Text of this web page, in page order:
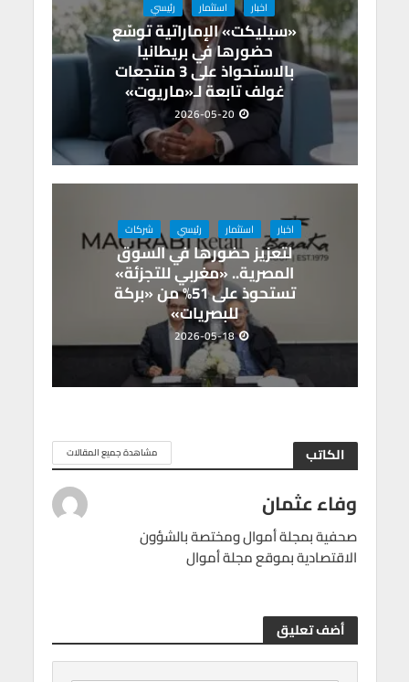
اخبار استثمار رئيسي
«سيليكت» الإماراتية توسّع
حضورها في بريطانيا
بالاستحواذ على 3 منتجعات
غولف تابعة لـ«ماريوت»
2026-05-20
اخبار استثمار رئيسي شركات
لتعزيز حضورها في السوق
المصرية.. «مغربي للتجزئة»
تستحوذ على 51% من «بركة
للبصريات»
2026-05-18
الكاتب مشاهدة جميع المقالات
وفاء عثمان
صحفية بمجلة أموال ومختصة بالشؤون
الاقتصادية بموقع مجلة أموال
أضف تعليق